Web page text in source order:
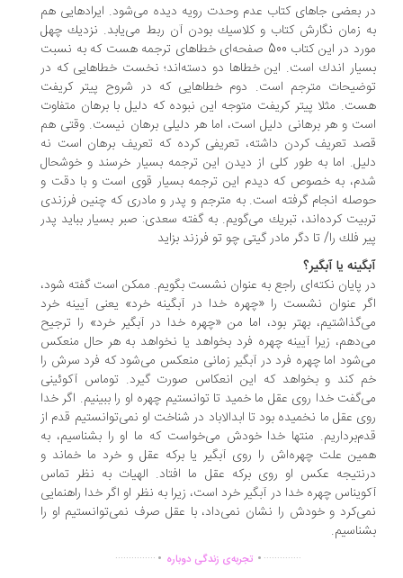
بعضی جاهای كتاب عدم وحدت رویه دیده می‌شود. ایرادهایی هم
زمان نگارش كتاب و كلاسیك بودن آن ربط می‌یابد. نزدیك چهل
مورد در این كتاب 500 صفحه‌ای خطاهای ترجمه هست كه به نسبت
اندك است. این خطاها دو دسته‌اند؛ نخست خطاهایی كه در
مترجم است. دوم خطاهایی كه در شروح پیتر كریفت
مثلا پیتر كریفت متوجه این نبوده كه دلیل با برهان متفاوت
و هر برهانی دلیل است، اما هر دلیلی برهان نیست. وقتی هم
تعریف كردن داشته، تعریفی كرده كه تعریف برهان است نه
اما به ‌طور كلی از دیدن این ترجمه بسیار خرسند و خوشحال
به خصوص كه دیدم این ترجمه بسیار قوی است و با دقت و
انجام گرفته است. به مترجم و پدر و مادری كه چنین فرزندی
كرده‌اند، تبریك می‌گویم. به گفته سعدی: صبر بسیار بباید پدر
فلك را/ تا دگر مادر گیتی چو تو فرزند بزاید
یا آبگیر؟
پایان نكته‌ای راجع به عنوان نشست بگویم. ممكن است گفته شود،
عنوان نشست را «چهره خدا در آبگینه خرد» یعنی آیینه خرد
بهتر بود، اما من «چهره خدا در آبگیر خرد» را ترجیح
زیرا آیینه چهره فرد بخواهد یا نخواهد به هر حال منعكس
اما چهره فرد در آبگیر زمانی منعكس می‌شود كه فرد سرش را
كند و بخواهد كه این انعكاس صورت گیرد. توماس آكوئینی
خدا روی عقل ما خمید تا توانستیم چهره او را ببینیم. اگر خدا
عقل ما نخمیده بود تا ابدالاباد در شناخت او نمی‌توانستیم قدم از
منتها خدا خودش می‌خواست كه ما او را بشناسیم، به
علت چهره‌اش را روی آبگیر یا بركه عقل و خرد ما خماند و
عكس او روی بركه عقل ما افتاد. الهیات به نظر تماس
چهره خدا در آبگیر خرد است، زیرا به نظر او اگر خدا راهنمایی
و خودش را نشان نمی‌داد، با عقل صرف نمی‌توانستیم او را
............... .تجربه‌ی زندگی دوباره ...............